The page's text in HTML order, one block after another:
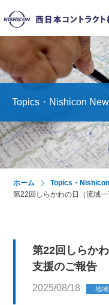
Topics・Nishicon
ホーム
Topics・
第22回しらかわの日（流域
第22回しらか
支援のご報告
2025/08/18 地